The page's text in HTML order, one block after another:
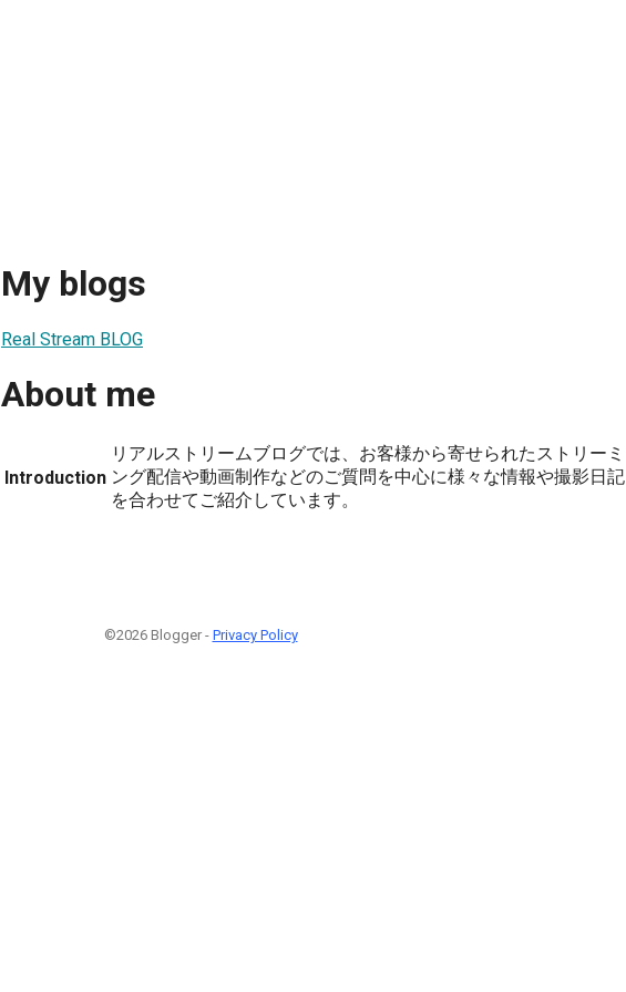
My blogs
Real Stream BLOG
About me
Introduction
リアルストリームブログでは、お客様から寄せられたストリーミ
ング配信や動画制作などのご質問を中心に様々な情報や撮影日記
を合わせてご紹介しています。
©2026 Blogger - Privacy Policy